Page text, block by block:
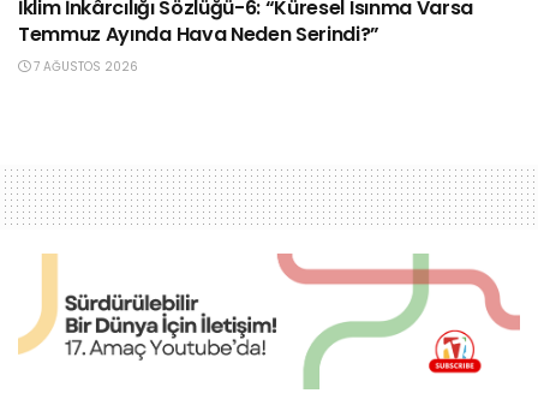
İklim İnkârcılığı Sözlüğü-6: “Küresel Isınma Varsa
Temmuz Ayında Hava Neden Serindi?”
7 AĞUSTOS 2026